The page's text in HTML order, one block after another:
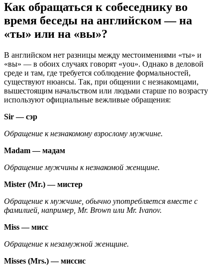
Как обращаться к собеседнику во
время беседы на английском — на
«ты» или на «вы»?
В английском нет разницы между местоимениями «ты» и
«вы» — в обоих случаях говорят «you». Однако в деловой
среде и там, где требуется соблюдение формальностей,
существуют нюансы. Так, при общении с незнакомцами,
вышестоящим начальством или людьми старше по возрасту
используют официальные вежливые обращения:
Sir — сэр
Обращение к незнакомому взрослому мужчине.
Madam — мадам
Обращение мужчины к незнакомой женщине.
Mister (Mr.) — мистер
Обращение к мужчине, обычно употребляется вместе с
фамилией, например, Mr. Brown или Mr. Ivanov.
Miss — мисс
Обращение к незамужной женщине.
Misses (Mrs.) — миссис